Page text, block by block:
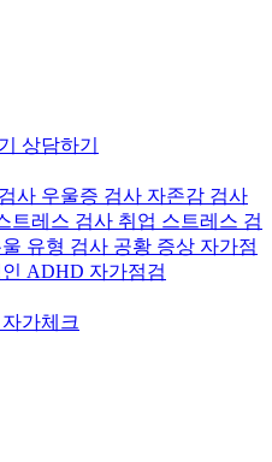
상담하기
사 우울증 검사 자존감 검사
트레스 검사 취업 스트레스 검
유형 검사 공황 증상 자가점
인 ADHD 자가점검
가체크